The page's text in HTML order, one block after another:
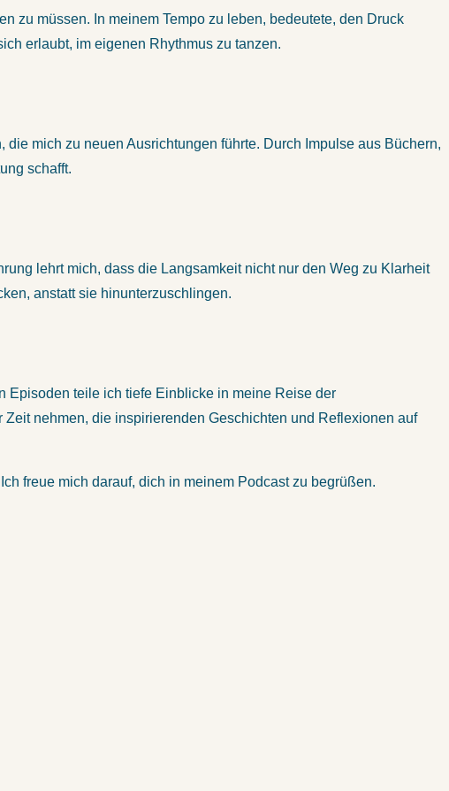
zu müssen. In meinem Tempo zu leben, bedeutete, den Druck
erlaubt, im eigenen Rhythmus zu tanzen.
mich zu neuen Ausrichtungen führte. Durch Impulse aus Büchern,
schafft.
lehrt mich, dass die Langsamkeit nicht nur den Weg zu Klarheit
anstatt sie hinunterzuschlingen.
Episoden teile ich tiefe Einblicke in meine Reise der
nehmen, die inspirierenden Geschichten und Reflexionen auf
freue mich darauf, dich in meinem Podcast zu begrüßen.